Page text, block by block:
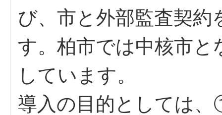
び、市と外部監査契約
す。柏市では中核市
しています。
導入の目的としては